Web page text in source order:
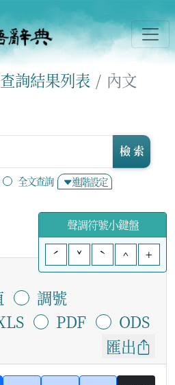
查詢結果列表 內文
全文查詢 進階設定
檢 索
聲調符號小鍵盤
ˊ
ˇ ˋ ^ +
調號
PDF
ODS
匯出